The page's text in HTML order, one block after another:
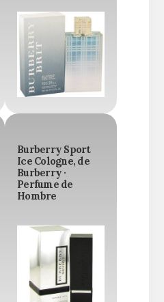
Burberry Sport
Ice Cologne, de
Burberry ·
Perfume de
Hombre